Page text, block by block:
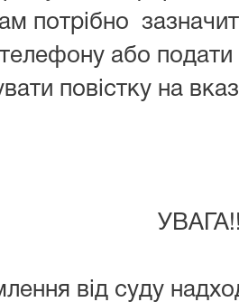
потрібно
або
повістку на
від суду